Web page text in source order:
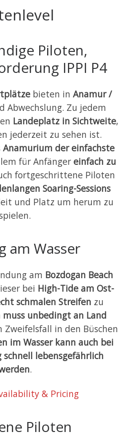
Piloten,
IPPI P4
bieten in Anamur /
Abwechslung. Zu jedem
Landeplatz in Sichtweite,
jederzeit zu sehen ist.
Anamurium der einfachste
für Anfänger einfach zu
fortgeschrittene Piloten
Soaring-Sessions
und Platz um herum zu
am Wasser
am Bozdogan Beach
bei High-Tide am Ost-
schmalen Streifen zu
muss unbedingt an Land
Zweifelsfall in den Büschen
im Wasser kann auch bei
lebensgefährlich
.
& Pricing
Piloten